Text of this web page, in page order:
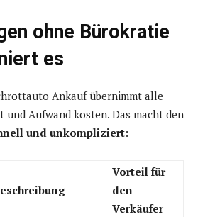
ohne Bürokratie
es
Ankauf übernimmt alle
und Aufwand kosten. Das macht den
und unkompliziert:
Vorteil für
den
Verkäufer